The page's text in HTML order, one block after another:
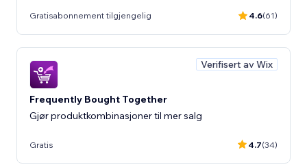
Gratisabonnement tilgjengelig 4.6(61)
Verifisert av Wix
Frequently Bought Together
Gjør produktkombinasjoner til mer salg
Gratis 4.7(34)